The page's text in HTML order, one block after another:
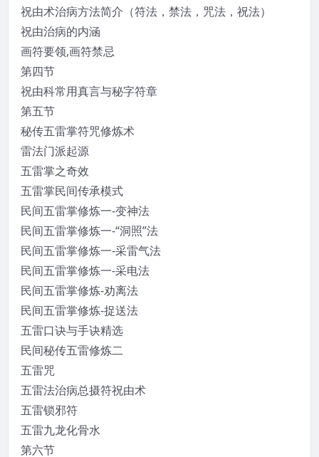
祝由术治病方法简介（符法，禁法，咒法，祝法）
祝由治病的内涵
画符要领,画符禁忌
第四节
祝由科常用真言与秘字符章
第五节
秘传五雷掌符咒修炼术
雷法门派起源
五雷掌之奇效
五雷掌民间传承模式
民间五雷掌修炼一-变神法
民间五雷掌修炼一-“洞照”法
民间五雷掌修炼一-采雷气法
民间五雷掌修炼一-采电法
民间五雷掌修炼-劝离法
民间五雷掌修炼-捉送法
五雷口诀与手诀精选
民间秘传五雷修炼二
五雷咒
五雷法治病总摄符祝由术
五雷锁邪符
五雷九龙化骨水
第六节